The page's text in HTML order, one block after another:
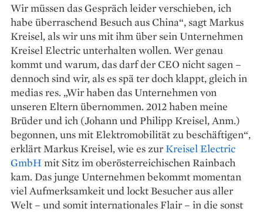
Wir müssen das Gespräch leider verschieben, ich
habe überraschend Besuch aus China“, sagt Markus
Kreisel, als wir uns mit ihm über sein Unternehmen
Kreisel Electric unterhalten wollen. Wer genau
kommt und warum, das darf der CEO nicht sagen –
dennoch sind wir, als es spä­ ter doch klappt, gleich in
medias res. „Wir haben das Unternehmen von
unseren Eltern übernommen. 2012 haben meine
Brüder und ich (Johann und Philipp Kreisel, Anm.)
begonnen, uns mit Elektromobilität zu beschäftigen“,
erklärt Markus Kreisel, wie es zurKreisel Electric
GmbHmit Sitz im oberösterreichischen Rainbach
kam. Das junge Unternehmen bekommt momentan
viel Aufmerksamkeit und lockt Besucher aus aller
Welt – und somit internationales Flair – in die sonst